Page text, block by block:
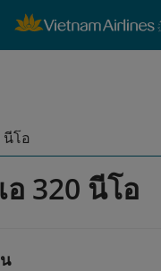
นีโอ
อ 320 นีโอ